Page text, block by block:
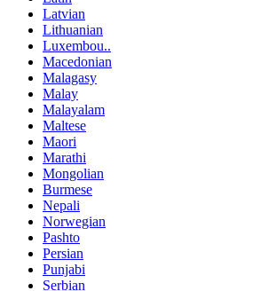
Latvian
Lithuanian
Luxembou..
Macedonian
Malagasy
Malay
Malayalam
Maltese
Maori
Marathi
Mongolian
Burmese
Nepali
Norwegian
Pashto
Persian
Punjabi
Serbian